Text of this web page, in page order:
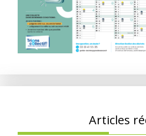
Articles